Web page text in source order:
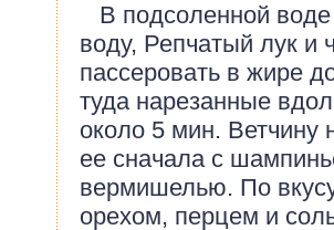
В подсоленной воде
воду, Репчатый лук и
пассеровать в жире
туда нарезанные
около 5 мин. Ветчину
ее сначала с
вермишелью. По
орехом, перцем и